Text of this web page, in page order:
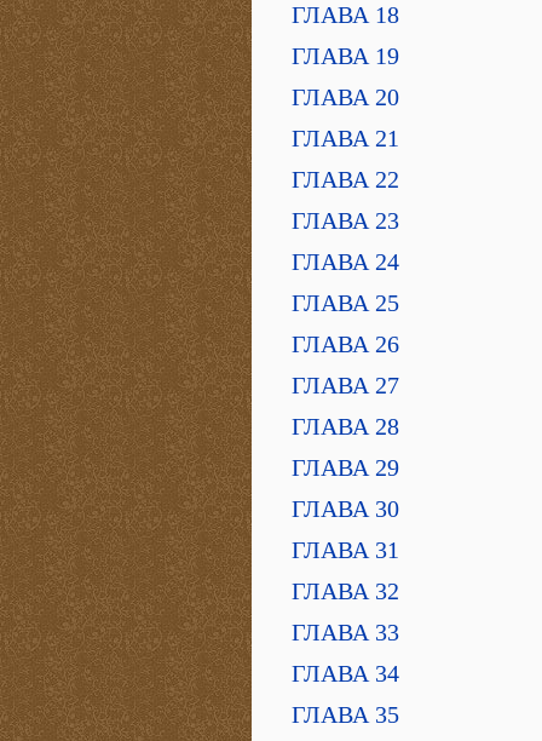
ГЛАВА 18
ГЛАВА 19
ГЛАВА 20
ГЛАВА 21
ГЛАВА 22
ГЛАВА 23
ГЛАВА 24
ГЛАВА 25
ГЛАВА 26
ГЛАВА 27
ГЛАВА 28
ГЛАВА 29
ГЛАВА 30
ГЛАВА 31
ГЛАВА 32
ГЛАВА 33
ГЛАВА 34
ГЛАВА 35